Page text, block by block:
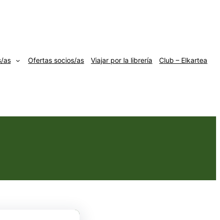
as Ofertas socios/as Viajar por la librería Club – Elkartea